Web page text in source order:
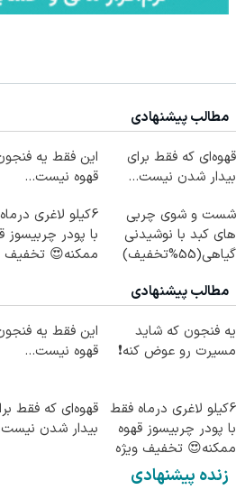
مطالب پیشنهادی
قهوه‌ای که فقط برای
بیدار شدن نیست...
این فقط یه
قهوه نیست...
شست و شوی چربی
های کبد با نوشیدنی
گیاهی(55%تخفیف)
6کیلو لاغری
با پودر چربیسوز
ممکنه😍 تخفیف
مطالب پیشنهادی
یه فنجون که شاید
مسیرت رو عوض کنه❗
این فقط یه
قهوه نیست...
6کیلو لاغری درماه فقط
با پودر چربیسوز قهوه
ممکنه😍 تخفیف ویژه
🔥
قهوه‌ای که فقط
بیدار شدن
زنده پیشنهادی